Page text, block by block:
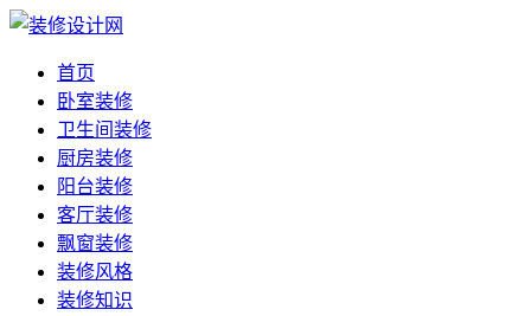
首页
卧室装修
卫生间装修
厨房装修
阳台装修
客厅装修
飘窗装修
装修风格
装修知识